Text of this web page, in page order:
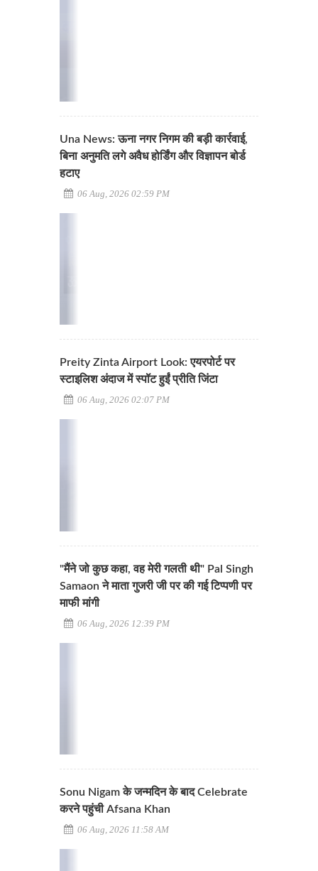
Una News: ऊना नगर निगम की बड़ी कार्रवाई,
बिना अनुमति लगे अवैध होर्डिंग और विज्ञापन बोर्ड
हटाए
06 Aug, 2026 02:59 PM
Preity Zinta Airport Look: एयरपोर्ट पर
स्टाइलिश अंदाज में स्पॉट हुईं प्रीति जिंटा
06 Aug, 2026 02:07 PM
"मैंने जो कुछ कहा, वह मेरी गलती थी" Pal Singh
Samaon ने माता गुजरी जी पर की गई टिप्पणी पर
माफी मांगी
06 Aug, 2026 12:39 PM
Sonu Nigam के जन्मदिन के बाद Celebrate
करने पहुंची Afsana Khan
06 Aug, 2026 11:58 AM